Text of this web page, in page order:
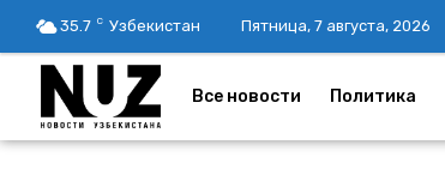
35.7 C Узбекистан Пятница, 7 августа, 2026
Все новости Политика